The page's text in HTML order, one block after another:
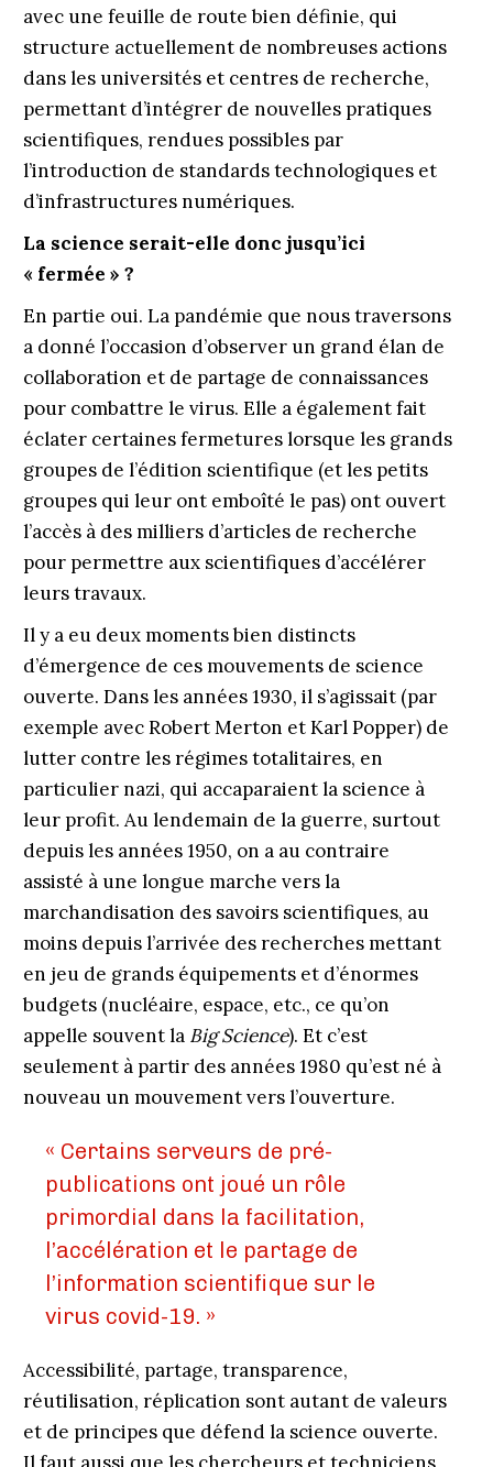
avec une feuille de route bien définie, qui
structure actuellement de nombreuses actions
dans les universités et centres de recherche,
permettant d’intégrer de nouvelles pratiques
scientifiques, rendues possibles par
l’introduction de standards technologiques et
d’infrastructures numériques.
La science serait-elle donc jusqu’ici
« fermée » ?
En partie oui. La pandémie que nous traversons
a donné l’occasion d’observer un grand élan de
collaboration et de partage de connaissances
pour combattre le virus. Elle a également fait
éclater certaines fermetures lorsque les grands
groupes de l’édition scientifique (et les petits
groupes qui leur ont emboîté le pas) ont ouvert
l’accès à des milliers d’articles de recherche
pour permettre aux scientifiques d’accélérer
leurs travaux.
Il y a eu deux moments bien distincts
d’émergence de ces mouvements de science
ouverte. Dans les années 1930, il s’agissait (par
exemple avec Robert Merton et Karl Popper) de
lutter contre les régimes totalitaires, en
particulier nazi, qui accaparaient la science à
leur profit. Au lendemain de la guerre, surtout
depuis les années 1950, on a au contraire
assisté à une longue marche vers la
marchandisation des savoirs scientifiques, au
moins depuis l’arrivée des recherches mettant
en jeu de grands équipements et d’énormes
budgets (nucléaire, espace, etc., ce qu’on
appelle souvent la Big Science). Et c’est
seulement à partir des années 1980 qu’est né à
nouveau un mouvement vers l’ouverture.
« Certains serveurs de pré-
publications ont joué un rôle
primordial dans la facilitation,
l’accélération et le partage de
l’information scientifique sur le
virus covid-19. »
Accessibilité, partage, transparence,
réutilisation, réplication sont autant de valeurs
et de principes que défend la science ouverte.